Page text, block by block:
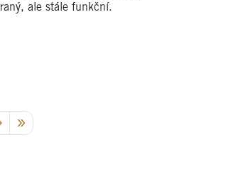
ale stále funkční.